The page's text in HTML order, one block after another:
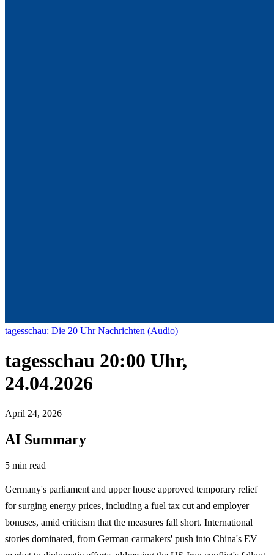
tagesschau: Die 20 Uhr Nachrichten (Audio)
tagesschau 20:00 Uhr,
24.04.2026
April 24, 2026
AI Summary
5 min read
Germany's parliament and upper house approved temporary relief
for surging energy prices, including a fuel tax cut and employer
bonuses, amid criticism that the measures fall short. International
stories dominated, from German carmakers' push into China's EV